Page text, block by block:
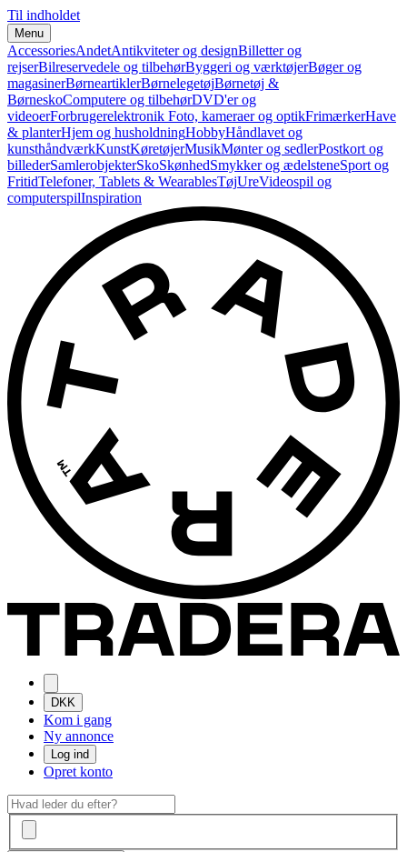
Til indholdet
Menu
AccessoriesAndetAntikviteter og designBilletter og
rejserBilreservedele og tilbehørByggeri og værktøjerBøger og
magasinerBørneartiklerBørnelegetøjBørnetøj &
BørneskoComputere og tilbehørDVD'er og
videoerForbrugerelektronik Foto, kameraer og optikFrimærkerHave
& planterHjem og husholdningHobbyHåndlavet og
kunsthåndværkKunstKøretøjerMusikMønter og sedlerPostkort og
billederSamlerobjekterSkoSkønhedSmykker og ædelsteneSport og
FritidTelefoner, Tablets & WearablesTøjUreVideospil og
computerspilInspiration
DKK
Kom i gang
Ny annonce
Log ind
Opret konto